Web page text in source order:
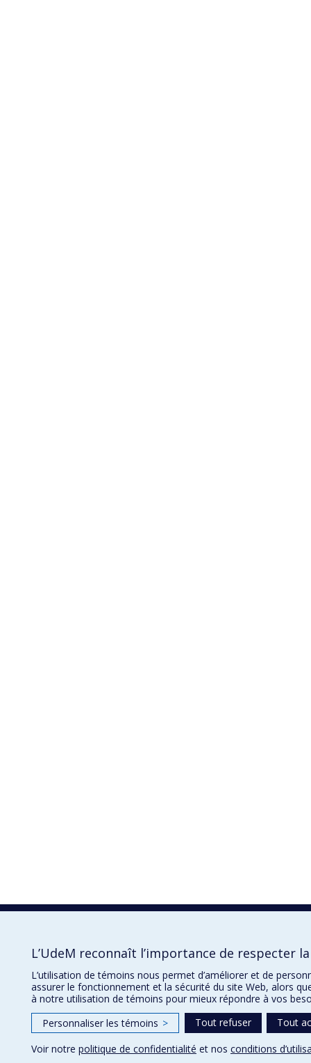
L’UdeM reconnaît l’importance de respecter
L’utilisation de témoins nous permet d’améliorer et de
assurer le fonctionnement et la sécurité du site Web, alors
à notre utilisation de témoins pour mieux répondre à vos
Personnaliser les témoins > Tout refuser
Tout
Voir notre politique de confidentialité et nos conditions